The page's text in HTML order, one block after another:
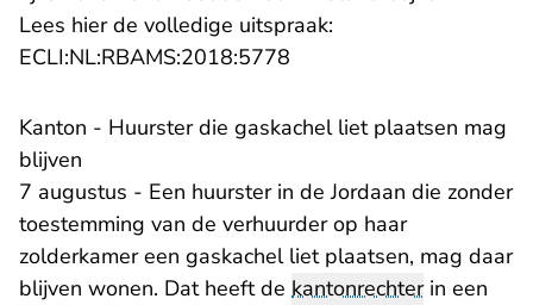
Lees hier de volledige uitspraak:
ECLI:NL:RBAMS:2018:5778
Kanton - Huurster die gaskachel liet plaatsen mag
blijven
7 augustus - Een huurster in de Jordaan die zonder
toestemming van de verhuurder op haar
zolderkamer een gaskachel liet plaatsen, mag daar
blijven wonen. Dat heeft de kantonrechterin een